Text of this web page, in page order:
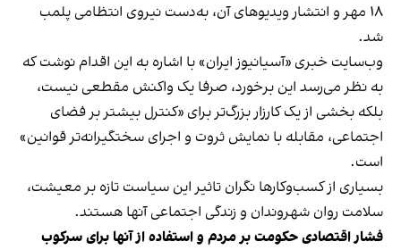
۱۸ مهر و انتشار ویدیوهای آن، به‌دست نیروی انتظامی پلمب
شد.
وب‌سایت خبری «آسیانیوز ایران» با اشاره به این اقدام نوشت که
به نظر می‌رسد این برخورد، صرفا یک واکنش مقطعی نیست،
بلکه بخشی از یک کارزار بزرگ‌تر برای «کنترل بیشتر بر فضای
اجتماعی، مقابله با نمایش ثروت و اجرای سختگیرانه‌تر قوانین»
است.
بسیاری از کسب‌وکارها نگران تاثیر این سیاست‌ تازه بر معیشت،
سلامت روان شهروندان و زندگی اجتماعی آنها هستند.
فشار اقتصادی حکومت بر مردم و استفاده از آنها برای سرکوب